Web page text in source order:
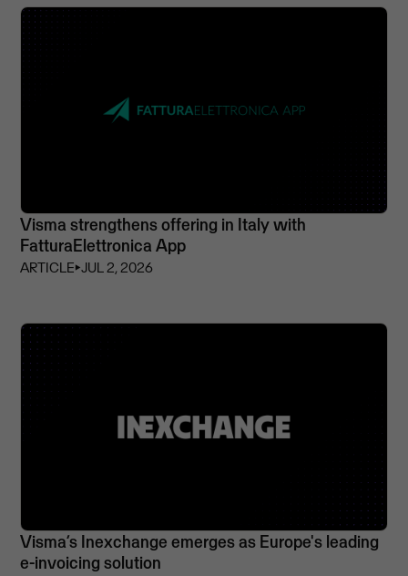
Visma strengthens offering in Italy with
FatturaElettronica App
ARTICLE⏵JUL 2, 2026
Visma’s Inexchange emerges as Europe's leading
e-invoicing solution